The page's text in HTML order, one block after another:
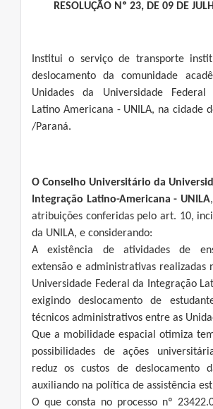
RESOLUÇÃO Nº 23, DE 09 DE
Institui o serviço de transporte
deslocamento da comunidade
Unidades da Universidade
Latino Americana - UNILA, na cidade
/Paraná.
O Conselho Universitário da
Integração Latino-Americana - UNILA
atribuições conferidas pelo art. 10,
da UNILA, e considerando:
A existência de atividades de
extensão e administrativas realizadas
Universidade Federal da Integração
exigindo deslocamento de
técnicos administrativos entre as
Que a mobilidade espacial otimiza
possibilidades de ações
reduz os custos de deslocamento
auxiliando na política de assistência
O que consta no processo nº